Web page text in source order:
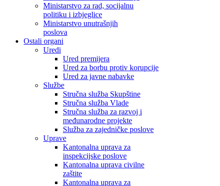
Ministarstvo za rad, socijalnu
politiku i izbjeglice
Ministarstvo unutrašnjih
poslova
Ostali organi
Uredi
Ured premijera
Ured za borbu protiv korupcije
Ured za javne nabavke
Službe
Stručna služba Skupštine
Stručna služba Vlade
Stručna služba za razvoj i
međunarodne projekte
Služba za zajedničke poslove
Uprave
Kantonalna uprava za
inspekcijske poslove
Kantonalna uprava civilne
zaštite
Kantonalna uprava za